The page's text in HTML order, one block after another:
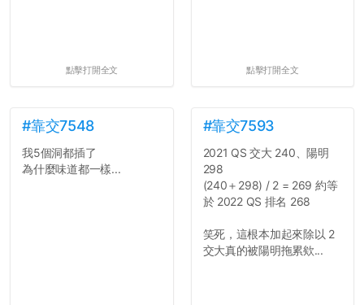
點擊打開全文 點擊打開全文
#靠交7548
我5個洞都插了
為什麼味道都一樣...
#靠交7593
2021 QS 交大 240、陽明
298
(240＋298) / 2 = 269 約等
於 2022 QS 排名 268
笑死，這根本加起來除以 2
交大真的被陽明拖累欸...